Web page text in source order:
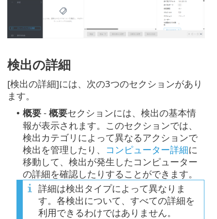
検出の詳細
[検出の詳細]には、次の3つのセクションがあり
ます。
• 概要 - 概要セクションには、検出の基本情
報が表示されます。このセクションでは、
検出カテゴリによって異なるアクションで
検出を管理したり、
コンピューター詳細に
移動して、検出が発生したコンピューター
の詳細を確認したりすることができます。
詳細は検出タイプによって異なりま
す。各検出について、すべての詳細を
利用できるわけではありません。